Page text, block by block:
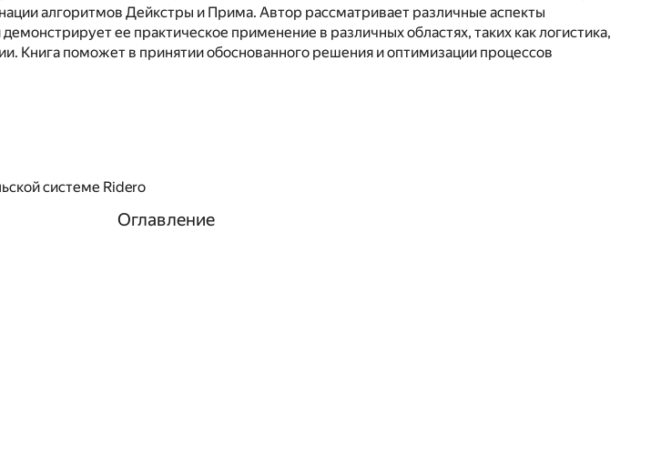
алгоритмов Дейкстры и Прима. Автор рассматривает различные аспекты
ее практическое применение в различных областях, таких как логистика,
Книга поможет в принятии обоснованного решения и оптимизации процессов
системе Ridero
Оглавление